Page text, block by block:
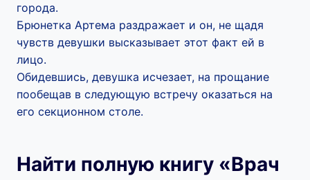
города.
Брюнетка Артема раздражает и он, не щадя
чувств девушки высказывает этот факт ей в
лицо.
Обидевшись, девушка исчезает, на прощание
пообещав в следующую встречу оказаться на
его секционном столе.
Найти полную книгу «Врач